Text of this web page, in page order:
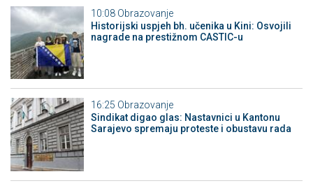
10:08 Obrazovanje
Historijski uspjeh bh. učenika u Kini: Osvojili
nagrade na prestižnom CASTIC-u
16:25 Obrazovanje
Sindikat digao glas: Nastavnici u Kantonu
Sarajevo spremaju proteste i obustavu rada